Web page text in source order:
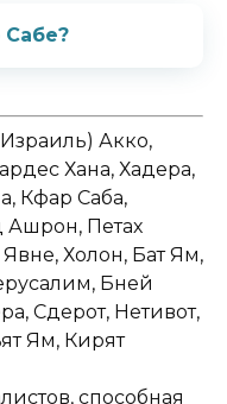
Акко,
Хана, Хадера,
Кфар Саба,
Ашрон, Петах
Холон, Бат Ям,
Бней
Сдерот, Нетивот,
Ям, Кирят
способная